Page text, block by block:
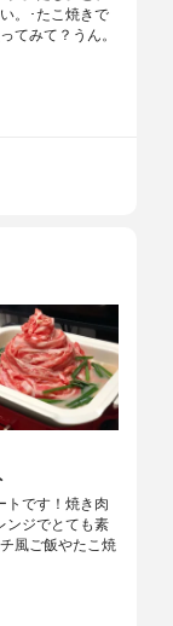
。･たこ焼きで
てみて？うん。
トです！焼き肉
ンジでとても素
風ご飯やたこ焼